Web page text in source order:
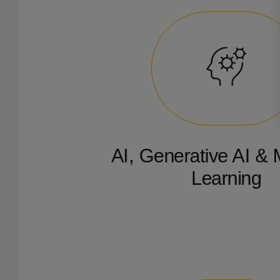
AI, Generative AI &
Learning